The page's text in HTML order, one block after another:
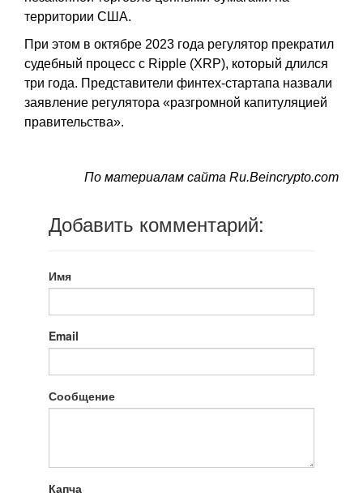
территории США.
При этом в октябре 2023 года регулятор прекратил
судебный процесс с Ripple (XRP), который длился
три года. Представители финтех-стартапа назвали
заявление регулятора «разгромной капитуляцией
правительства».
По материалам сайта Ru.Beincrypto.com
Добавить комментарий:
Имя
Email
Сообщение
Капча